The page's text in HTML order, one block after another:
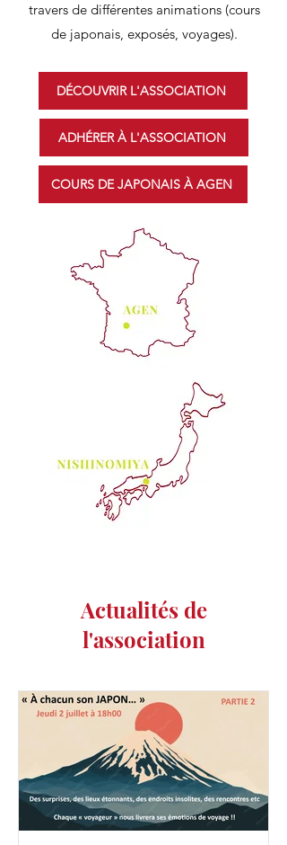
travers de différentes animations (cours
de japonais, exposés, voyages).
DÉCOUVRIR L'ASSOCIATION
ADHÉRER À L'ASSOCIATION
COURS DE JAPONAIS À AGEN
Actualités de
l'association